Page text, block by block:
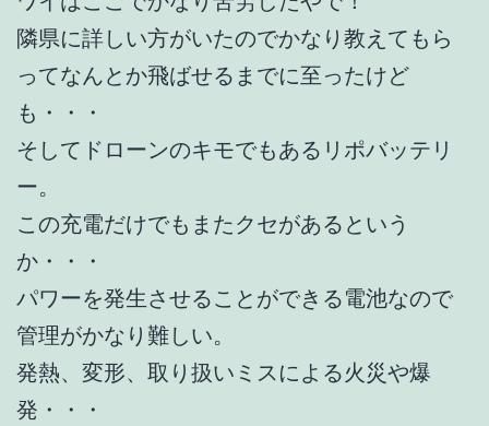
隣県に詳しい方がいたのでかなり教えてもら
ってなんとか飛ばせるまでに至ったけど
も・・・
そしてドローンのキモでもあるリポバッテリ
ー。
この充電だけでもまたクセがあるという
か・・・
パワーを発生させることができる電池なので
管理がかなり難しい。
発熱、変形、取り扱いミスによる火災や爆
発・・・